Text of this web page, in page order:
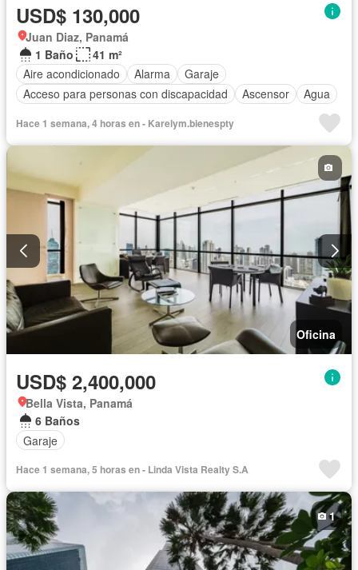
USD$ 130,000
Juan Diaz, Panamá
1 Baño
41 m²
Aire acondicionado
Alarma
Garaje
Acceso para personas con discapacidad
Ascensor Agua
Hace 1 semana, 4 horas en - Karelym.bienespty
Oficina
USD$ 2,400,000
Bella Vista, Panamá
6 Baños
Garaje
Hace 1 semana, 5 horas en - Linda Vista Realty S.A
1